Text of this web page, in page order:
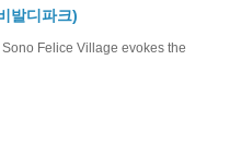
발디파크)
Felice Village evokes the